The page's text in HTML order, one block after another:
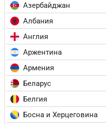
Азербайджан
Албания
Англия
Аржентина
Армения
Беларус
Белгия
Босна и Херцеговина